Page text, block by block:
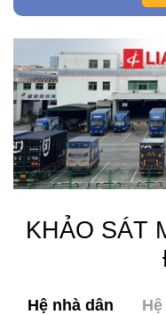
KHẢO SÁT
Hệ nhà dân